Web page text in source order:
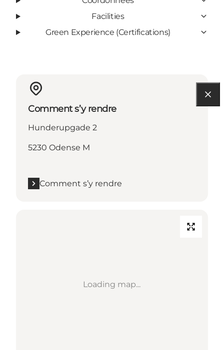
Facilities
Green Experience (Certifications)
Comment s’y rendre
Hunderupgade 2
5230 Odense M
Comment s’y rendre
Loading map...